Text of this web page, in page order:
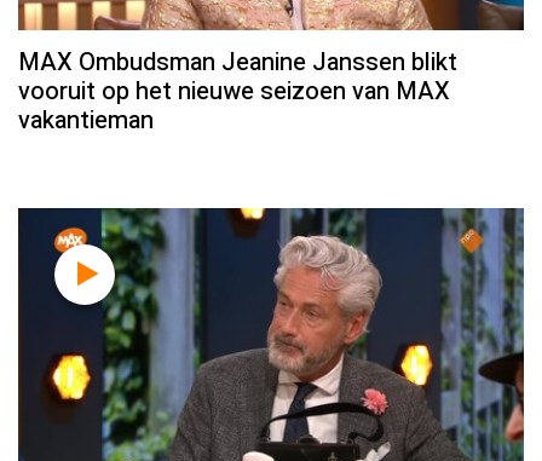
MAX Ombudsman Jeanine Janssen blikt
vooruit op het nieuwe seizoen van MAX
vakantieman